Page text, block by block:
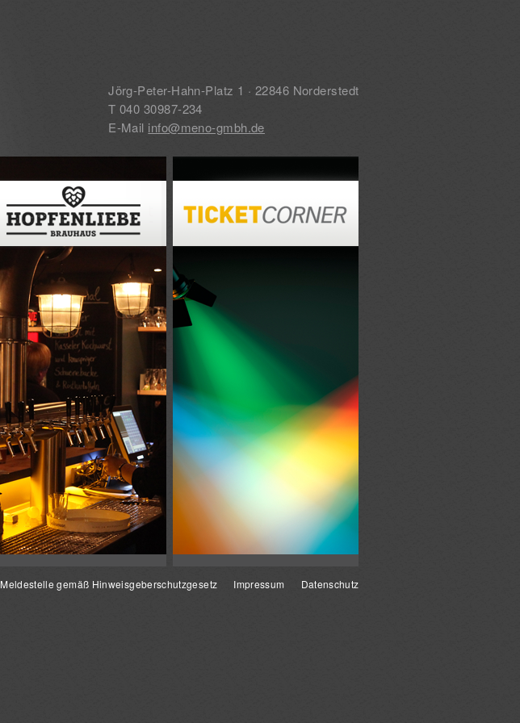
Jörg-Peter-Hahn-Platz 1 · 22846 Norderstedt
T 040 30987-234
E-Mail info@meno-gmbh.de
Datenschutz
Impressum
Meldestelle gemäß Hinweisgeberschutzgesetz